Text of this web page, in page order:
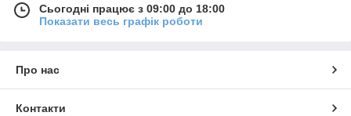
Сьогодні працює з 09:00 до 18:00
Показати весь графік роботи
Про нас
Контакти